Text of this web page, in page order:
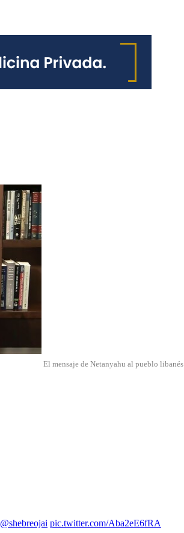
El mensaje de Netanyahu al pueblo libanés
@shebreojai pic.twitter.com/Aba2eE6fRA